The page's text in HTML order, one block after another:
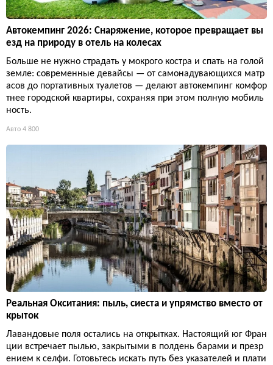
Автокемпинг 2026: Снаряжение, которое превращает вы
езд на природу в отель на колесах
Больше не нужно страдать у мокрого костра и спать на голой
земле: современные девайсы — от самонадувающихся матр
асов до портативных туалетов — делают автокемпинг комфор
тнее городской квартиры, сохраняя при этом полную мобиль
ность.
Авто 4 800
Реальная Окситания: пыль, сиеста и упрямство вместо от
крыток
Лавандовые поля остались на открытках. Настоящий юг Фран
ции встречает пылью, закрытыми в полдень барами и презр
ением к селфи. Готовьтесь искать путь без указателей и плати